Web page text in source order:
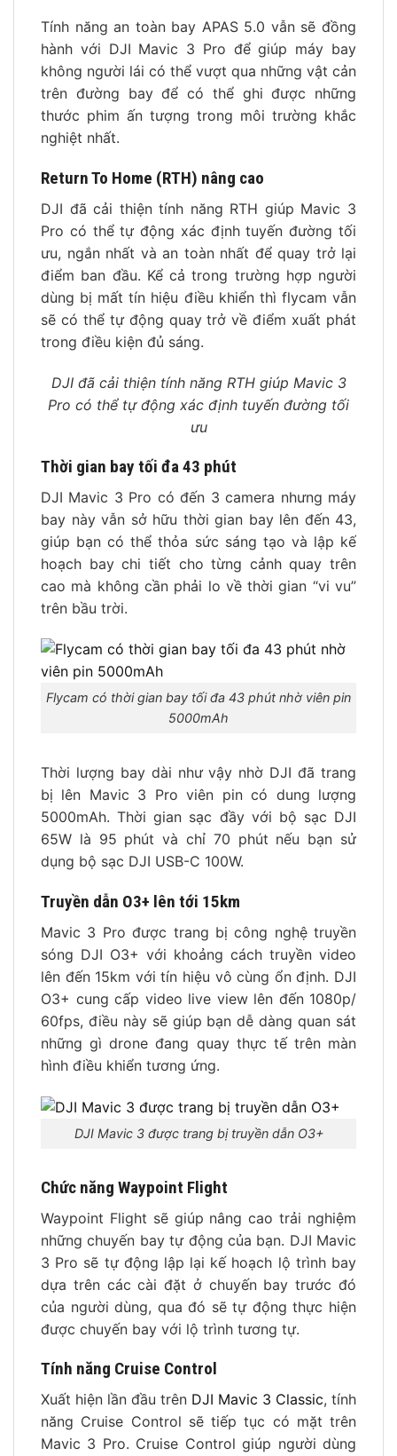
Tính năng an toàn bay APAS 5.0 vẫn sẽ đồng
hành với DJI Mavic 3 Pro để giúp máy bay
không người lái có thể vượt qua những vật cản
trên đường bay để có thể ghi được những
thước phim ấn tượng trong môi trường khắc
nghiệt nhất.
Return To Home (RTH) nâng cao
DJI đã cải thiện tính năng RTH giúp Mavic 3
Pro có thể tự động xác định tuyến đường tối
ưu, ngắn nhất và an toàn nhất để quay trở lại
điểm ban đầu. Kể cả trong trường hợp người
dùng bị mất tín hiệu điều khiển thì flycam vẫn
sẽ có thể tự động quay trở về điểm xuất phát
trong điều kiện đủ sáng.
DJI đã cải thiện tính năng RTH giúp Mavic 3
Pro có thể tự động xác định tuyến đường tối
ưu
Thời gian bay tối đa 43 phút
DJI Mavic 3 Pro có đến 3 camera nhưng máy
bay này vẫn sở hữu thời gian bay lên đến 43,
giúp bạn có thể thỏa sức sáng tạo và lập kế
hoạch bay chi tiết cho từng cảnh quay trên
cao mà không cần phải lo về thời gian “vi vu”
trên bầu trời.
Flycam có thời gian bay tối đa 43 phút nhờ viên pin
5000mAh
Thời lượng bay dài như vậy nhờ DJI đã trang
bị lên Mavic 3 Pro viên pin có dung lượng
5000mAh. Thời gian sạc đầy với bộ sạc DJI
65W là 95 phút và chỉ 70 phút nếu bạn sử
dụng bộ sạc DJI USB-C 100W.
Truyền dẫn O3+ lên tới 15km
Mavic 3 Pro được trang bị công nghệ truyền
sóng DJI O3+ với khoảng cách truyền video
lên đến 15km với tín hiệu vô cùng ổn định. DJI
O3+ cung cấp video live view lên đến 1080p/
60fps, điều này sẽ giúp bạn dễ dàng quan sát
những gì drone đang quay thực tế trên màn
hình điều khiển tương ứng.
DJI Mavic 3 được trang bị truyền dẫn O3+
Chức năng Waypoint Flight
Waypoint Flight sẽ giúp nâng cao trải nghiệm
những chuyến bay tự động của bạn. DJI Mavic
3 Pro sẽ tự động lập lại kế hoạch lộ trình bay
dựa trên các cài đặt ở chuyến bay trước đó
của người dùng, qua đó sẽ tự động thực hiện
được chuyến bay với lộ trình tương tự.
Tính năng Cruise Control
Xuất hiện lần đầu trên DJI Mavic 3 Classic, tính
năng Cruise Control sẽ tiếp tục có mặt trên
Mavic 3 Pro. Cruise Control giúp người dùng